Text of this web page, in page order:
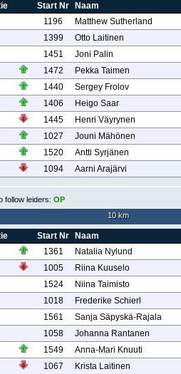
Start Nr
Naam
1196
Matthew Sutherland
1399
Otto Laitinen
1451
Joni Palin
1472
Pekka Taimen
1440
Sergey Frolov
1406
Heigo Saar
1445
Henri Väyrynen
1027
Jouni Mähönen
1520
Antti Syrjänen
1094 Aarni Arajärvi
follow leiders: OP
10 km
Start Nr
Naam
1361
Natalia Nylund
1005
Riina Kuuselo
1524
Niina Taimisto
1018
Frederike Schierl
1561
Sanja Säpyskä-Rajala
1058
Johanna Rantanen
1549
Anna-Mari Knuuti
1067
Krista Laitinen